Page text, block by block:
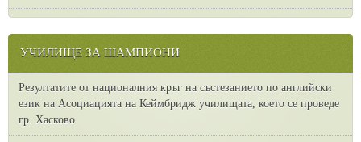
УЧИЛИЩЕ ЗА ШАМПИОНИ
Резултатите от националния кръг на състезанието по английски
език на Асоциацията на Кеймбридж училищата, което се проведе
гр. Хасково